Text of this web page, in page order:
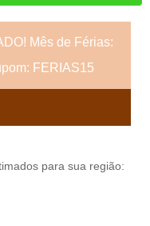
Mês de Férias:
FERIAS15
para sua região: